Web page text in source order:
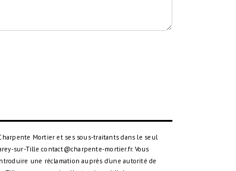
Mortier et ses sous-traitants dans le seul
sur-Tille contact@charpente-mortier.fr. Vous
une réclamation auprès d’une autorité de